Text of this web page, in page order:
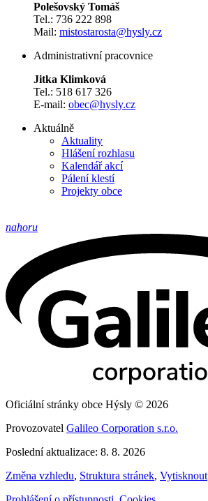
Polešovský Tomáš
Tel.: 736 222 898
Mail: mistostarosta@hysly.cz
Administrativní pracovnice
Jitka Klimková
Tel.: 518 617 326
E-mail: obec@hysly.cz
Aktuálně
Aktuality
Hlášení rozhlasu
Kalendář akcí
Pálení klestí
Projekty obce
nahoru
Oficiální stránky obce Hýsly © 2026
Provozovatel Galileo Corporation s.r.o.
Poslední aktualizace: 8. 8. 2026
Změna vzhledu, Struktura stránek, Vytisknout